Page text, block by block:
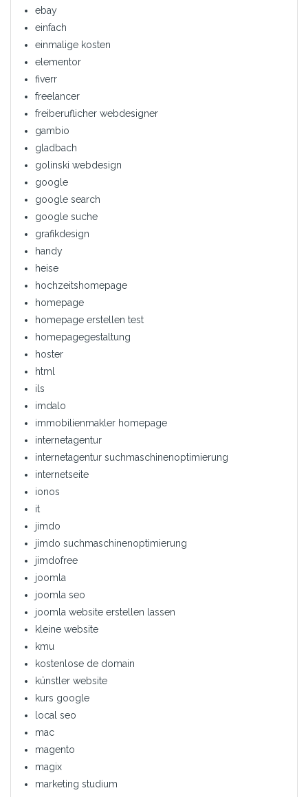
ebay
einfach
einmalige kosten
elementor
fiverr
freelancer
freiberuflicher webdesigner
gambio
gladbach
golinski webdesign
google
google search
google suche
grafikdesign
handy
heise
hochzeitshomepage
homepage
homepage erstellen test
homepagegestaltung
hoster
html
ils
imdalo
immobilienmakler homepage
internetagentur
internetagentur suchmaschinenoptimierung
internetseite
ionos
it
jimdo
jimdo suchmaschinenoptimierung
jimdofree
joomla
joomla seo
joomla website erstellen lassen
kleine website
kmu
kostenlose de domain
künstler website
kurs google
local seo
mac
magento
magix
marketing studium